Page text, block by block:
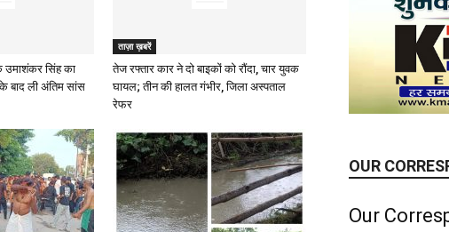
उमाशंकर सिंह का
बाद ली अंतिम सांस
ताज़ा ख़बरें
तेज रफ्तार कार ने दो बाइकों को रौंदा, चार युवक
घायल; तीन की हालत गंभीर, जिला अस्पताल
रेफर
OUR
Our